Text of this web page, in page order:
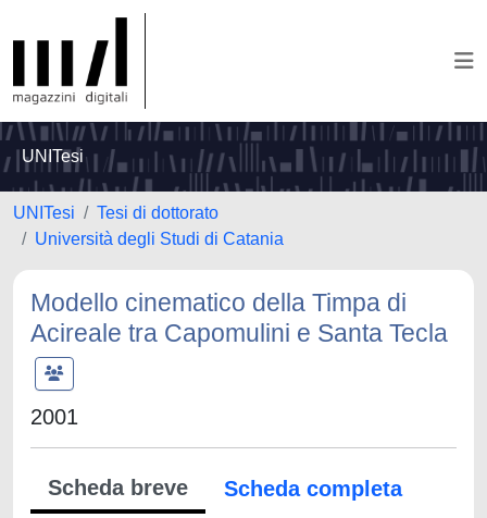
UNITesi
UNITesi
Tesi di dottorato
Università degli Studi di Catania
Modello cinematico della Timpa di
Acireale tra Capomulini e Santa Tecla
2001
Scheda breve
Scheda completa